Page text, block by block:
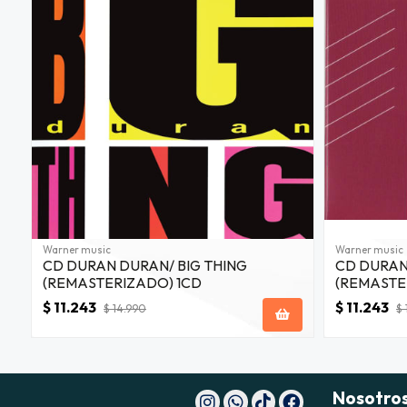
Warner music
CD DURAN DURAN/ BIG THING
(REMASTERIZADO) 1CD
$ 11.243 $ 14.990
Warner music
CD
$ 11.243 $